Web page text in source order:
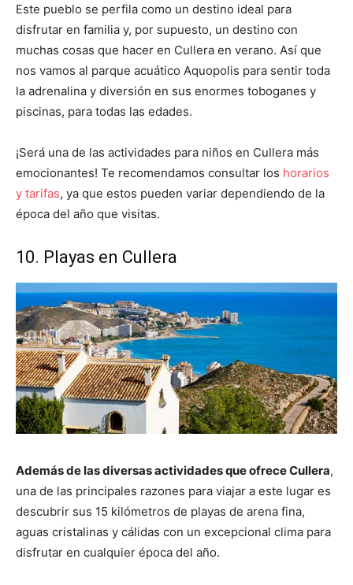
Este pueblo se perfila como un destino ideal para
disfrutar en familia y, por supuesto, un destino con
muchas cosas que hacer en Cullera en verano. Así que
nos vamos al parque acuático Aquopolis para sentir toda
la adrenalina y diversión en sus enormes toboganes y
piscinas, para todas las edades.
¡Será una de las actividades para niños en Cullera más
emocionantes! Te recomendamos consultar los horarios
y tarifas, ya que estos pueden variar dependiendo de la
época del año que visitas.
10. Playas en Cullera
Además de las diversas actividades que ofrece Cullera,
una de las principales razones para viajar a este lugar es
descubrir sus 15 kilómetros de playas de arena fina,
aguas cristalinas y cálidas con un excepcional clima para
disfrutar en cualquier época del año.